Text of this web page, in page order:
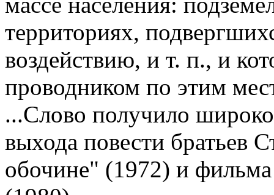
территориях,
воздействию, и т. п., и
проводником по этим
...Слово получило
выхода повести братьев
обочине" (1972) и